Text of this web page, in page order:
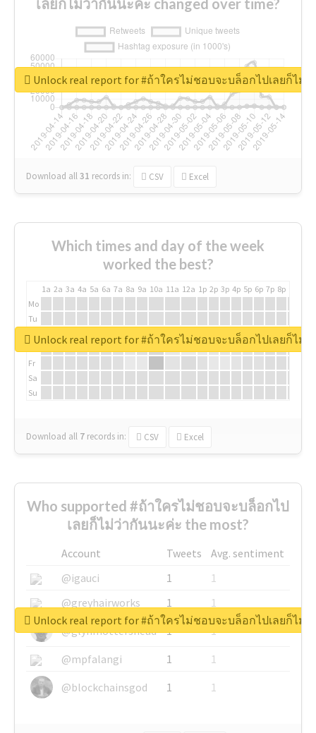
เลยก็ไม่ว่ากันนะค่ะ changed over time?
Download all31 records in: CSV Excel
Unlock real report for #ถ้าใครไม่ชอบจะบล็อกไปเลยก็ไม่
Which times and day of the week
worked the best?
1a 2a 3a 4a 5a 6a 7a 8a 9a 10a 11a 12a 1p 2p 3p 4p 5p 6p 7p 8p
Mo
Tu
We
Fr
Sa
Su
Download all 7 records in: CSV Excel
Unlock real report for #ถ้าใครไม่ชอบจะบล็อกไปเลยก็ไม่
Who supported #ถ้าใครไม่ชอบจะบล็อกไป
เลยก็ไม่ว่ากันนะค่ะ the most?
Account Tweets
Avg. sentiment
@igauci
1
1
@greyhairworks
1
1
@glynmottershead
1
1
@mpfalangi
1
1
@blockchainsgod
1 1
Unlock real report for #ถ้าใครไม่ชอบจะบล็อกไปเลยก็ไม่